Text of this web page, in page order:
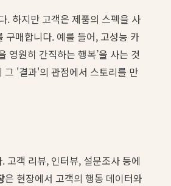
. 하지만 고객은 제품의 스펙을 사
구매합니다. 예를 들어, 고성능 카
영원히 간직하는 행복’을 사는 것
그 '결과'의 관점에서 스토리를 만
고객 리뷰, 인터뷰, 설문조사 등에
은 현장에서 고객의 행동 데이터와